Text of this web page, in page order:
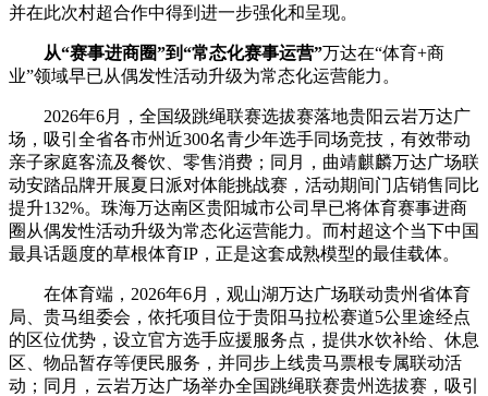
并在此次村超合作中得到进一步强化和呈现。
从“赛事进商圈”到“常态化赛事运营”万达在“体育+商
业”领域早已从偶发性活动升级为常态化运营能力。
2026年6月，全国级跳绳联赛选拔赛落地贵阳云岩万达广
场，吸引全省各市州近300名青少年选手同场竞技，有效带动
亲子家庭客流及餐饮、零售消费；同月，曲靖麒麟万达广场联
动安踏品牌开展夏日派对体能挑战赛，活动期间门店销售同比
提升132%。珠海万达南区贵阳城市公司早已将体育赛事进商
圈从偶发性活动升级为常态化运营能力。而村超这个当下中国
最具话题度的草根体育IP，正是这套成熟模型的最佳载体。
在体育端，2026年6月，观山湖万达广场联动贵州省体育
局、贵马组委会，依托项目位于贵阳马拉松赛道5公里途经点
的区位优势，设立官方选手应援服务点，提供水饮补给、休息
区、物品暂存等便民服务，并同步上线贵马票根专属联动活
动；同月，云岩万达广场举办全国跳绳联赛贵州选拔赛，吸引